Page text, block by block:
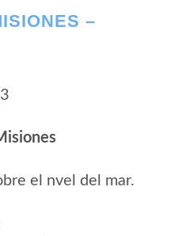
–
el nvel del mar.